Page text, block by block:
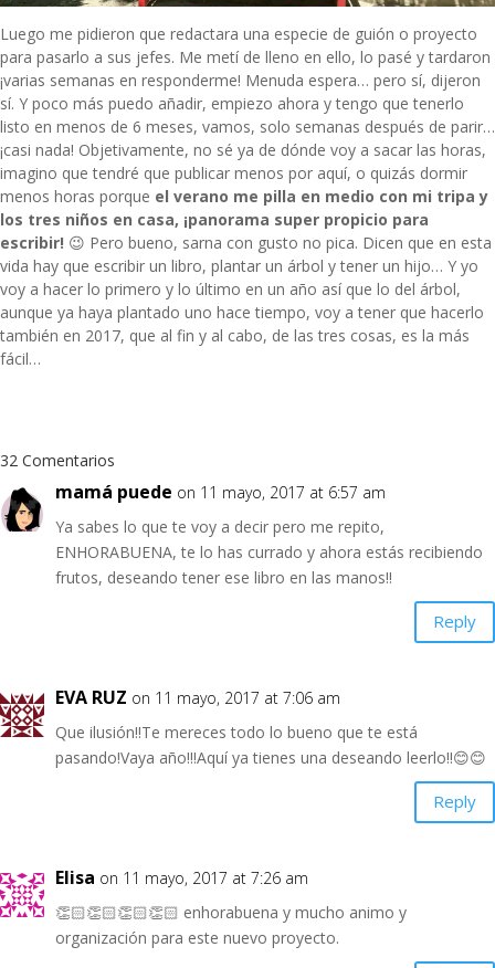
Luego me pidieron que redactara una especie de guión o proyecto
para pasarlo a sus jefes. Me metí de lleno en ello, lo pasé y tardaron
¡varias semanas en responderme! Menuda espera… pero sí, dijeron
sí. Y poco más puedo añadir, empiezo ahora y tengo que tenerlo
listo en menos de 6 meses, vamos, solo semanas después de parir…
¡casi nada! Objetivamente, no sé ya de dónde voy a sacar las horas,
imagino que tendré que publicar menos por aquí, o quizás dormir
menos horas porque el verano me pilla en medio con mi tripa y
los tres niños en casa, ¡panorama super propicio para
escribir! 😉 Pero bueno, sarna con gusto no pica. Dicen que en esta
vida hay que escribir un libro, plantar un árbol y tener un hijo… Y yo
voy a hacer lo primero y lo último en un año así que lo del árbol,
aunque ya haya plantado uno hace tiempo, voy a tener que hacerlo
también en 2017, que al fin y al cabo, de las tres cosas, es la más
fácil…
32 Comentarios
mamá puede on 11 mayo, 2017 at 6:57 am
Ya sabes lo que te voy a decir pero me repito,
ENHORABUENA, te lo has currado y ahora estás recibiendo
frutos, deseando tener ese libro en las manos!!
Reply
EVA RUZ on 11 mayo, 2017 at 7:06 am
Que ilusión!!Te mereces todo lo bueno que te está
pasando!Vaya año!!!Aquí ya tienes una deseando leerlo!!😊😊
Reply
Elisa on 11 mayo, 2017 at 7:26 am
👏🏻👏🏻👏🏻👏🏻 enhorabuena y mucho animo y
organización para este nuevo proyecto.